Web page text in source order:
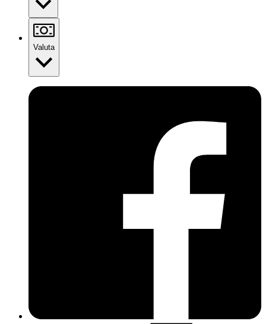
Valuta